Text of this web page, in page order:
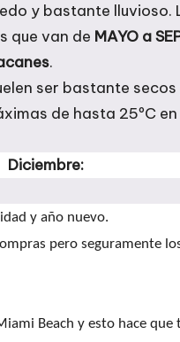
y bastante lluvioso.
que van de MAYO a
.
ser bastante
de hasta 25ºC
Diciembre:
y año nuevo.
pero seguramente
Beach y esto hace